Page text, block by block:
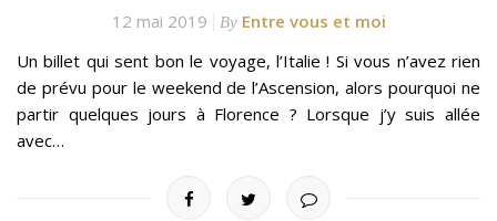
12 mai 2019 By Entre vous et moi
Un billet qui sent bon le voyage, l’Italie ! Si vous n’avez rien
de prévu pour le weekend de l’Ascension, alors pourquoi ne
partir quelques jours à Florence ? Lorsque j’y suis allée
avec…